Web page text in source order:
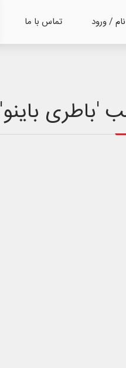
/ ورود تماس با ما
'باطری باینو'